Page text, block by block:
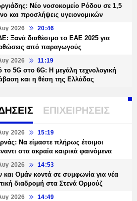
Νέο νοσοκομείο Ρόδου σε 1,5
και προσλήψεις υγειονομικών
2026 20:46
Ξανά διαθέσιμο το ΕΑΕ 2025 για
από παραγωγούς
2026 11:19
το 5G στο 6G: Η μεγάλη τεχνολογική
και η θέση της Ελλάδας
ΕΠΙΧΕΙΡΗΣΕΙΣ
2026 15:19
Να είμαστε πλήρως έτοιμοι
στα ακραία καιρικά φαινόμενα
2026 14:53
και Ομάν κοντά σε συμφωνία για νέα
διαδρομή στα Στενά Ορμούζ
2026 14:49